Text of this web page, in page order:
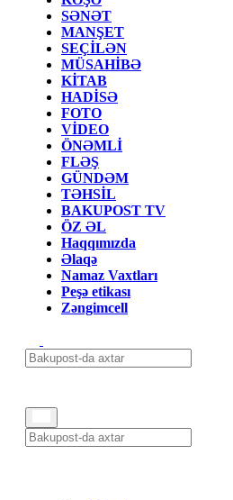
SƏNƏT
MANŞET
SEÇİLƏN
MÜSAHİBƏ
KİTAB
HADİSƏ
FOTO
VİDEO
ÖNƏMLİ
FLƏŞ
GÜNDƏM
TƏHSİL
BAKUPOST TV
ÖZ ƏL
Haqqımızda
Əlaqə
Namaz Vaxtları
Peşə etikası
Zəngimcell